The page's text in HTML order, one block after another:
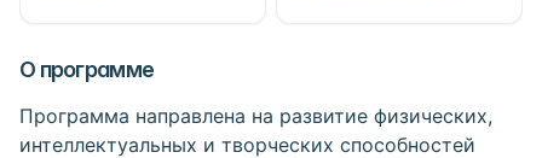
О программе
Программа направлена на развитие физических,
интеллектуальных и творческих способностей